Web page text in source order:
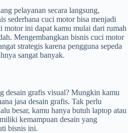
pelayanan secara langsung,
sederhana cuci motor bisa menjadi
motor ini dapat kamu mulai dari rumah
Mengembangkan bisnis cuci motor
strategis karena pengguna sepeda
sangat banyak.
desain grafis visual? Mungkin kamu
jasa desain grafis. Tak perlu
besar, kamu hanya butuh laptop atau
kemampuan desain yang
bisnis ini.